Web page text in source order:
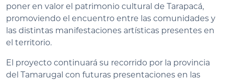
poner en valor el patrimonio cultural de Tarapacá,
promoviendo el encuentro entre las comunidades y
las distintas manifestaciones artísticas presentes en
el territorio.
El proyecto continuará su recorrido por la provincia
del Tamarugal con futuras presentaciones en las